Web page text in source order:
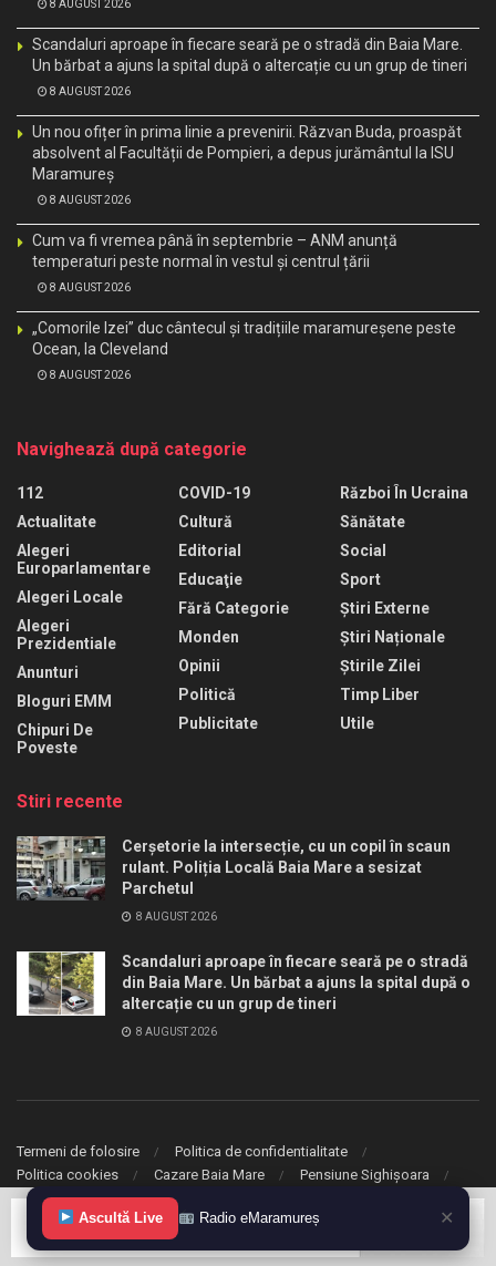
8 AUGUST 2026
Scandaluri aproape în fiecare seară pe o stradă din Baia Mare.
Un bărbat a ajuns la spital după o altercație cu un grup de tineri
8 AUGUST 2026
Un nou ofițer în prima linie a prevenirii. Răzvan Buda, proaspăt
absolvent al Facultății de Pompieri, a depus jurământul la ISU
Maramureș
8 AUGUST 2026
Cum va fi vremea până în septembrie – ANM anunță
temperaturi peste normal în vestul și centrul țării
8 AUGUST 2026
„Comorile Izei” duc cântecul și tradițiile maramureșene peste
Ocean, la Cleveland
8 AUGUST 2026
Navighează după categorie
112
Actualitate
Alegeri
Europarlamentare
Alegeri Locale
Alegeri
Prezidentiale
Anunturi
Bloguri EMM
Chipuri De
Poveste
COVID-19
Cultură
Editorial
Educaţie
Fără Categorie
Monden
Opinii
Politică
Publicitate
Război În Ucraina
Sănătate
Social
Sport
Știri Externe
Știri Naționale
Știrile Zilei
Timp Liber
Utile
Stiri recente
Cerșetorie la intersecție, cu un copil în scaun
rulant. Poliția Locală Baia Mare a sesizat
Parchetul
8 AUGUST 2026
Scandaluri aproape în fiecare seară pe o stradă
din Baia Mare. Un bărbat a ajuns la spital după o
altercație cu un grup de tineri
8 AUGUST 2026
Termeni de folosire
Politica de confidentialitate
Politica cookies
Cazare Baia Mare Pensiune Sighișoara
© 2020 eMaramures. Toate drepturile rezervate.
Ascultă Live Radio eMaramureș ✕